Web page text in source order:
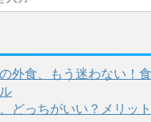
外食、もう迷わない！
どっちがいい？メリッ